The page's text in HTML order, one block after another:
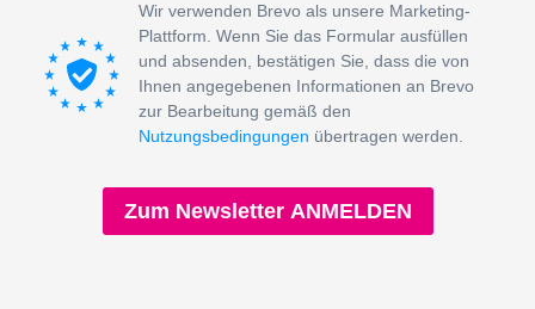
Wir verwenden Brevo als unsere Marketing-
Plattform. Wenn Sie das Formular ausfüllen
und absenden, bestätigen Sie, dass die von
Ihnen angegebenen Informationen an Brevo
zur Bearbeitung gemäß den
Nutzungsbedingungen übertragen werden.
Zum Newsletter ANMELDEN